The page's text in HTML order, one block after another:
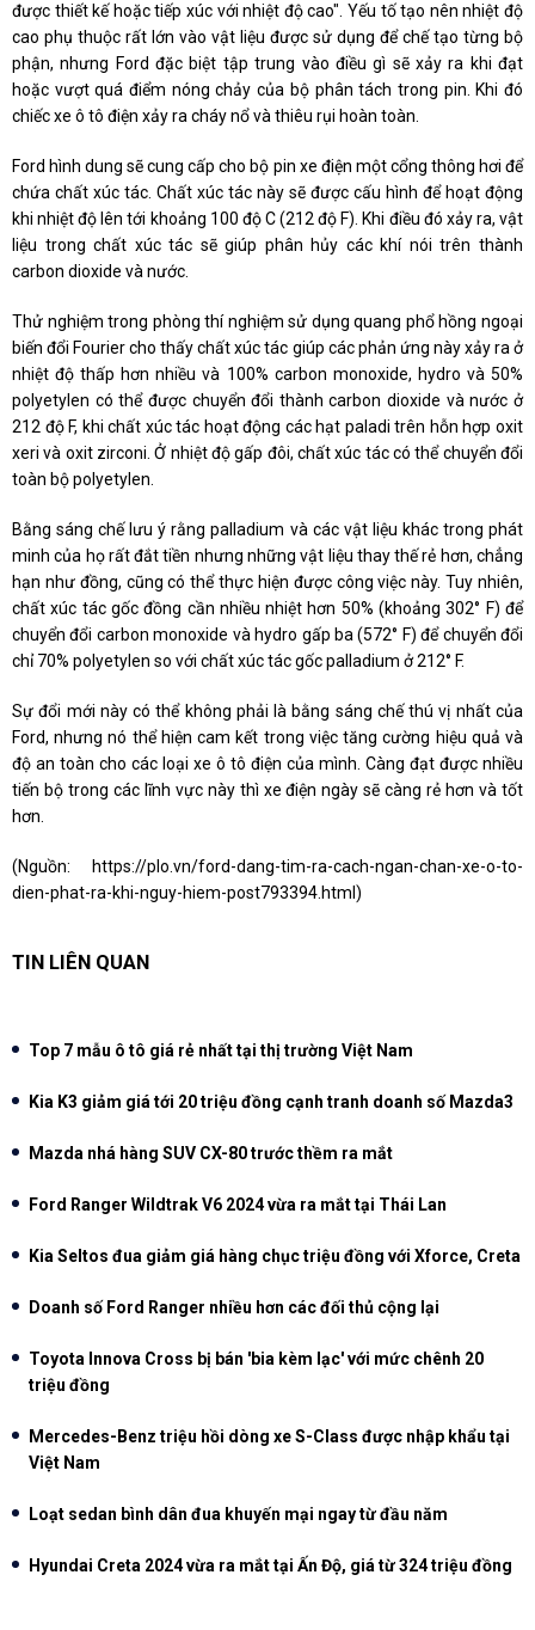
được thiết kế hoặc tiếp xúc với nhiệt độ cao". Yếu tố tạo nên nhiệt độ
cao phụ thuộc rất lớn vào vật liệu được sử dụng để chế tạo từng bộ
phận, nhưng Ford đặc biệt tập trung vào điều gì sẽ xảy ra khi đạt
hoặc vượt quá điểm nóng chảy của bộ phân tách trong pin. Khi đó
chiếc xe ô tô điện xảy ra cháy nổ và thiêu rụi hoàn toàn.
Ford hình dung sẽ cung cấp cho bộ pin xe điện một cổng thông hơi để
chứa chất xúc tác. Chất xúc tác này sẽ được cấu hình để hoạt động
khi nhiệt độ lên tới khoảng 100 độ C (212 độ F). Khi điều đó xảy ra, vật
liệu trong chất xúc tác sẽ giúp phân hủy các khí nói trên thành
carbon dioxide và nước.
Thử nghiệm trong phòng thí nghiệm sử dụng quang phổ hồng ngoại
biến đổi Fourier cho thấy chất xúc tác giúp các phản ứng này xảy ra ở
nhiệt độ thấp hơn nhiều và 100% carbon monoxide, hydro và 50%
polyetylen có thể được chuyển đổi thành carbon dioxide và nước ở
212 độ F, khi chất xúc tác hoạt động các hạt paladi trên hỗn hợp oxit
xeri và oxit zirconi. Ở nhiệt độ gấp đôi, chất xúc tác có thể chuyển đổi
toàn bộ polyetylen.
Bằng sáng chế lưu ý rằng palladium và các vật liệu khác trong phát
minh của họ rất đắt tiền nhưng những vật liệu thay thế rẻ hơn, chẳng
hạn như đồng, cũng có thể thực hiện được công việc này. Tuy nhiên,
chất xúc tác gốc đồng cần nhiều nhiệt hơn 50% (khoảng 302° F) để
chuyển đổi carbon monoxide và hydro gấp ba (572° F) để chuyển đổi
chỉ 70% polyetylen so với chất xúc tác gốc palladium ở 212° F.
Sự đổi mới này có thể không phải là bằng sáng chế thú vị nhất của
Ford, nhưng nó thể hiện cam kết trong việc tăng cường hiệu quả và
độ an toàn cho các loại xe ô tô điện của mình. Càng đạt được nhiều
tiến bộ trong các lĩnh vực này thì xe điện ngày sẽ càng rẻ hơn và tốt
hơn.
(Nguồn:
https://plo.vn/ford-dang-tim-ra-cach-ngan-chan-xe-o-to-
dien-phat-ra-khi-nguy-hiem-post793394.html )
TIN LIÊN QUAN
Top 7 mẫu ô tô giá rẻ nhất tại thị trường Việt Nam
Kia K3 giảm giá tới 20 triệu đồng cạnh tranh doanh số Mazda3
Mazda nhá hàng SUV CX-80 trước thềm ra mắt
Ford Ranger Wildtrak V6 2024 vừa ra mắt tại Thái Lan
Kia Seltos đua giảm giá hàng chục triệu đồng với Xforce, Creta
Doanh số Ford Ranger nhiều hơn các đối thủ cộng lại
Toyota Innova Cross bị bán 'bia kèm lạc' với mức chênh 20
triệu đồng
Mercedes-Benz triệu hồi dòng xe S-Class được nhập khẩu tại
Việt Nam
Loạt sedan bình dân đua khuyến mại ngay từ đầu năm
Hyundai Creta 2024 vừa ra mắt tại Ấn Độ, giá từ 324 triệu đồng